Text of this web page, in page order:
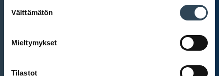
valinta
Välttämätön
Mieltymykset
Tilastot
Et ole kirjautunut sisään. Kirjaudu sisään